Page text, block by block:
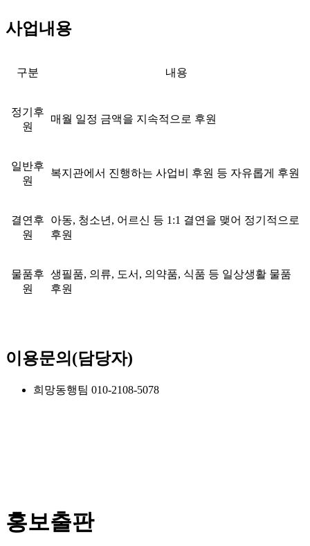
사업내용
구분 내용
정기후
원
매월 일정 금액을 지속적으로 후원
일반후
원
복지관에서 진행하는 사업비 후원 등 자유롭게 후원
결연후
원
아동, 청소년, 어르신 등 1:1 결연을 맺어 정기적으로
후원
물품후
원
생필품, 의류, 도서, 의약품, 식품 등 일상생활 물품
후원
이용문의(담당자)
희망동행팀 010-2108-5078
홍보출판